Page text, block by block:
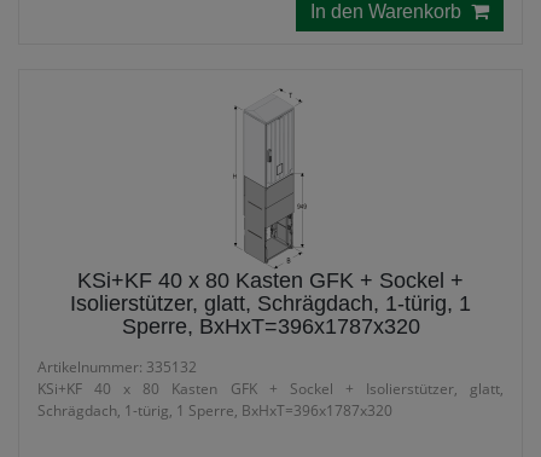
In den Warenkorb
KSi+KF 40 x 80 Kasten GFK + Sockel +
Isolierstützer, glatt, Schrägdach, 1-türig, 1
Sperre, BxHxT=396x1787x320
Artikelnummer: 335132
KSi+KF 40 x 80 Kasten GFK + Sockel + Isolierstützer, glatt,
Schrägdach, 1-türig, 1 Sperre, BxHxT=396x1787x320